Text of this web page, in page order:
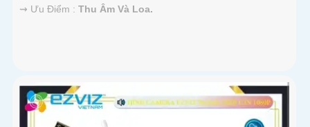
️⇝ Ưu Điểm : Thu Âm Và Loa.